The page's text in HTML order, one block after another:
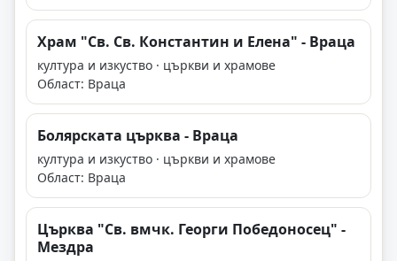
Храм "Св. Св. Константин и Елена" - Враца
култура и изкуство · църкви и храмове
Област: Враца
Болярската църква - Враца
култура и изкуство · църкви и храмове
Област: Враца
Църква "Св. вмчк. Георги Победоносец" -
Мездра